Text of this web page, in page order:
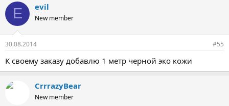
E evil
New member
30.08.2014 #55
К своему заказу добавлю 1 метр черной эко кожи
CrrrazyBear
New member